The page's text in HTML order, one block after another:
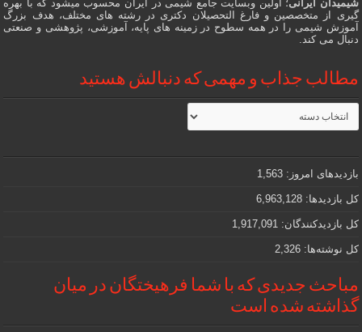
شیمیدان ایرانی؛ اولین وبسایت جامع شیمی در ایران محسوب میشود که با بهره
گیری از متخصصین و فارغ التحصیلان دکتری در رشته های مختلف، هدف بزرگ
آموزش شیمی را در همه سطوح در زمینه های پایه، آموزشی، پژوهشی و صنعتی
دنبال می کند.
مطالب جذاب و مهمی که دنبالش هستید
مطالب
جذاب
و
که
دنبالش
هستید
بازدیدهای امروز:1,563
کل بازدیدها:6,963,128
کل بازدیدکنند‌گان: 1,917,091
کل نوشته‌ها:2,326
مباحث جدیدی که با شما فرهیختگان در میان
گذاشته شده است